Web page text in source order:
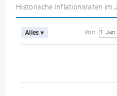
Historische Inflationsraten im
Alles ▾ Von 1